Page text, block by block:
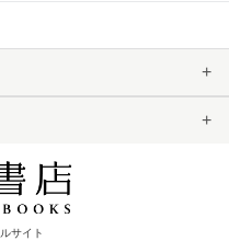
サイト